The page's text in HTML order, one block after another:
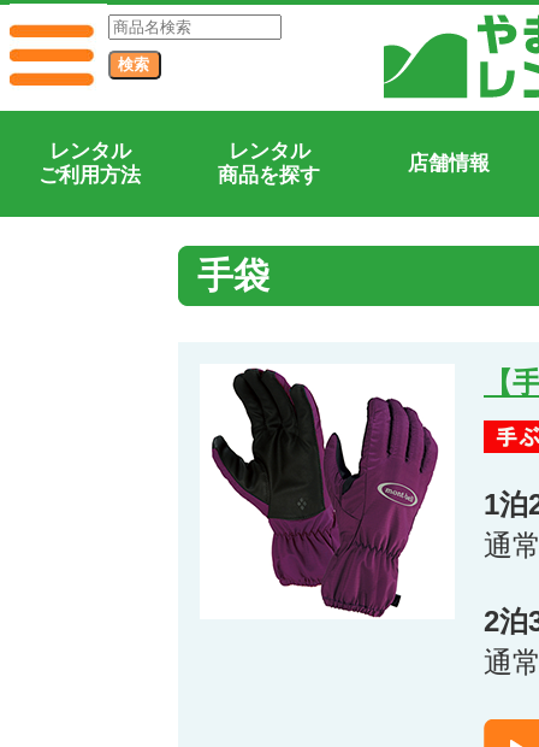
レンタル
ご利用方法
レンタル
商品を探す
店舗情報
手袋
【
1泊
通
2泊
通